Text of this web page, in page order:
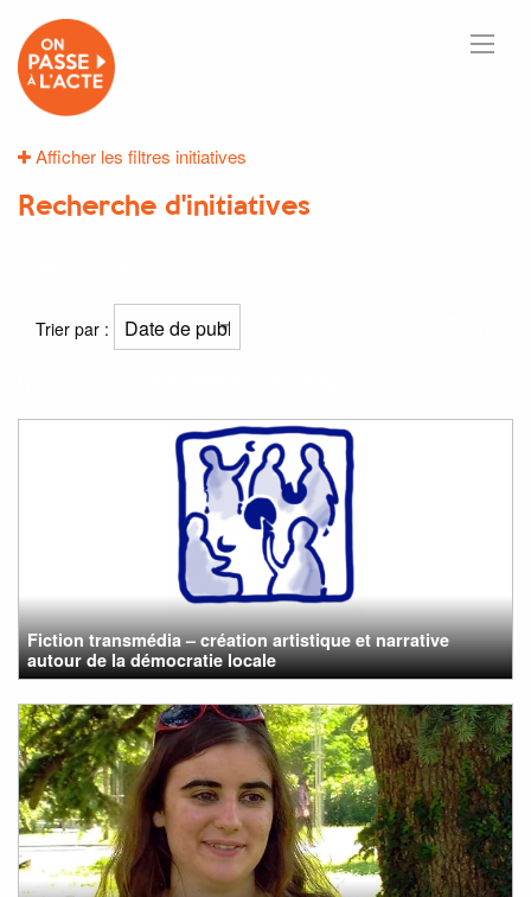
Afficher les filtres initiatives
Recherche d'initiatives
Trier par :
Fiction transmédia – création artistique et narrative
autour de la démocratie locale